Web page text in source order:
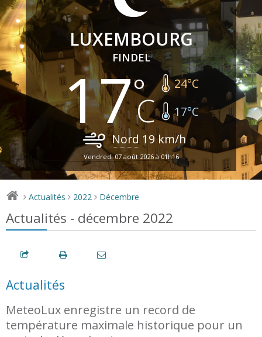
LUXEMBOURG
FINDEL
17 24°C
17°C
Nord 19km/h
Vendredi 07 août 2026 à 01h16
> Actualités > 2022 > Décembre
Actualités - décembre 2022
Actualités
MeteoLux enregistre un record de
température maximale historique pour un